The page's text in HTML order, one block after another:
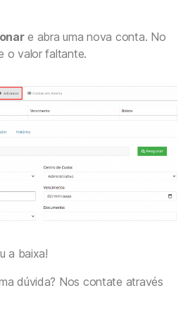
e abra uma nova conta. No
o valor faltante.
a baixa!
dúvida? Nos contate através